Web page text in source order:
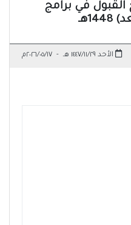
في برامج
الأحد ١٤٤٧/١١/٢٩ هـ - ٢٠٢٦/٠٥/١٧م